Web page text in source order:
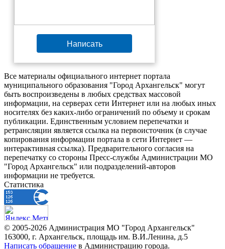
Написать
Все материалы официального интернет портала
муниципального образования "Город Архангельск" могут
быть воспроизведены в любых средствах массовой
информации, на серверах сети Интернет или на любых иных
носителях без каких-либо ограничений по объему и срокам
публикации. Единственным условием перепечатки и
ретрансляции является ссылка на первоисточник (в случае
копирования информации портала в сети Интернет —
интерактивная ссылка). Предварительного согласия на
перепечатку со стороны Пресс-службы Администрации МО
"Город Архангельск" или подразделений-авторов
информации не требуется.
Статистика
© 2005-2026 Администрация МО "Город Архангельск"
163000, г. Архангельск, площадь им. В.И.Ленина, д.5
Написать обращение в Администрацию города.